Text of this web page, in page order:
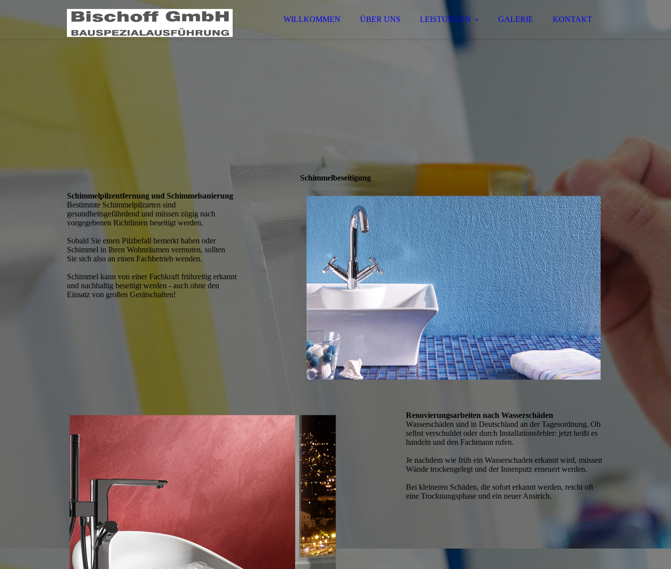
WILLKOMMEN ÜBER UNS LEISTUNGEN GALERIE KONTAKT
Schimmel­beseitigung
Schimmelpilz­entfernung und Schimmel­sanierung
Bestimmte Schimmelpilzarten sind
gesundheitsgefährdend und müssen zügig nach
vorgegebenen Richtlinien beseitigt werden.
Sobald Sie einen Pilzbefall bemerkt haben oder
Schimmel in Ihren Wohnräumen vermuten, sollten
Sie sich also an einen Fachbetrieb wenden.
Schimmel kann von einer Fachkraft frühzeitig erkannt
und nachhaltig beseitigt werden - auch ohne den
Einsatz von großen Gerätschaften!
Renovierungs­arbeiten nach Wasserschäden
Wasserschäden sind in Deutschland an der Tagesordnung. Ob
selbst verschuldet oder durch Installationsfehler: jetzt heißt es
handeln und den Fachmann rufen.
Je nachdem wie früh ein Wasserschaden erkannt wird, müssen
Wände trockengelegt und der Innenputz erneuert werden.
Bei kleineren Schäden, die sofort erkannt werden, reicht oft
eine Trocknungsphase und ein neuer Anstrich.